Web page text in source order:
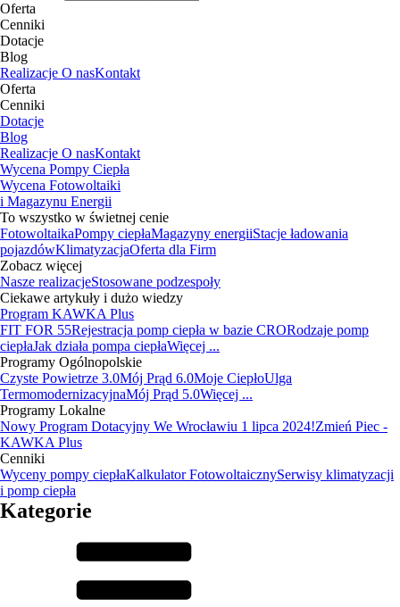
Oferta
Cenniki
Dotacje
Blog
Realizacje O nasKontakt
Oferta
Cenniki
Dotacje
Blog
Realizacje O nasKontakt
Wycena Pompy Ciepła
Wycena Fotowoltaiki
i Magazynu Energii
To wszystko w świetnej cenie
FotowoltaikaPompy ciepłaMagazyny energiiStacje ładowania
pojazdówKlimatyzacjaOferta dla Firm
Zobacz więcej
Nasze realizacjeStosowane podzespoły
Ciekawe artykuły i dużo wiedzy
Program KAWKA Plus
FIT FOR 55Rejestracja pomp ciepła w bazie CRORodzaje pomp
ciepłaJak działa pompa ciepłaWięcej ...
Programy Ogólnopolskie
Czyste Powietrze 3.0Mój Prąd 6.0Moje CiepłoUlga
TermomodernizacyjnaMój Prąd 5.0Więcej ...
Programy Lokalne
Nowy Program Dotacyjny We Wrocławiu 1 lipca 2024!Zmień Piec -
KAWKA Plus
Cenniki
Wyceny pompy ciepłaKalkulator FotowoltaicznySerwisy klimatyzacji
i pomp ciepła
Kategorie